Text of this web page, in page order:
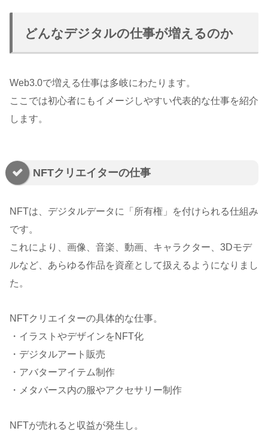
どんなデジタルの仕事が増えるのか
Web3.0で増える仕事は多岐にわたります。
ここでは初心者にもイメージしやすい代表的な仕事を紹介
します。
NFTクリエイターの仕事
NFTは、デジタルデータに「所有権」を付けられる仕組み
です。
これにより、画像、音楽、動画、キャラクター、3Dモデ
ルなど、あらゆる作品を資産として扱えるようになりまし
た。
NFTクリエイターの具体的な仕事。
・イラストやデザインをNFT化
・デジタルアート販売
・アバターアイテム制作
・メタバース内の服やアクセサリー制作
NFTが売れると収益が発生し。